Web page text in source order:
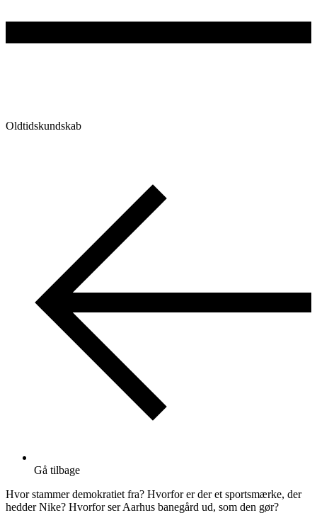
Oldtidskundskab
Gå tilbage
Hvor stammer demokratiet fra? Hvorfor er der et sportsmærke, der
hedder Nike? Hvorfor ser Aarhus banegård ud, som den gør?